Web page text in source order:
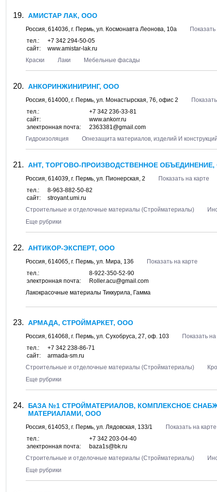
АМИСТАР ЛАК, ООО
Россия, 614036, г. Пермь, ул. Космонавта Леонова, 10а
тел.:
+7 342 294-50-05
сайт:
www.amistar-lak.ru
Краски
Лаки Мебельные фасады
АНКОРИНЖИНИРИНГ, ООО
Россия, 614000, г. Пермь, ул. Монастырская, 76, офис 2
тел.:
+7 342 236-33-81
сайт:
www.ankorr.ru
электронная почта:
2363381@gmail.com
Гидроизоляция
Огнезащита материалов, изделий И
АНТ, ТОРГОВО-ПРОИЗВОДСТВЕННОЕ
Россия, 614039, г. Пермь, ул. Пионерская, 2
Показать на карте
тел.:
8-963-882-50-82
сайт:
stroyant.umi.ru
Строительные и отделочные материалы (Стройматериалы)
Еще рубрики
АНТИКОР-ЭКСПЕРТ, ООО
Россия, 614065, г. Пермь, ул. Мира, 136
Показать на карте
тел.:
8-922-350-52-90
электронная почта:
Roller.acu@gmail.com
Лакокрасочные материалы Тиккурила, Гамма
АРМАДА, СТРОЙМАРКЕТ, ООО
Россия, 614068, г. Пермь, ул. Сухобруса, 27, оф. 103
Показать
тел.:
+7 342 238-86-71
сайт:
armada-sm.ru
Строительные и отделочные материалы (Стройматериалы)
Еще рубрики
БАЗА №1 СТРОЙМАТЕРИАЛОВ, КОМПЛЕКСНОЕ
МАТЕРИАЛАМИ, ООО
Россия, 614053, г. Пермь, ул. Лядовская, 133/1
Показать на карте
тел.:
+7 342 203-04-40
электронная почта:
baza1s@bk.ru
Строительные и отделочные материалы (Стройматериалы)
Еще рубрики